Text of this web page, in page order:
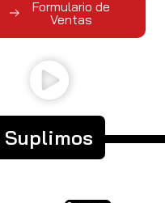
Formulario de
Ventas